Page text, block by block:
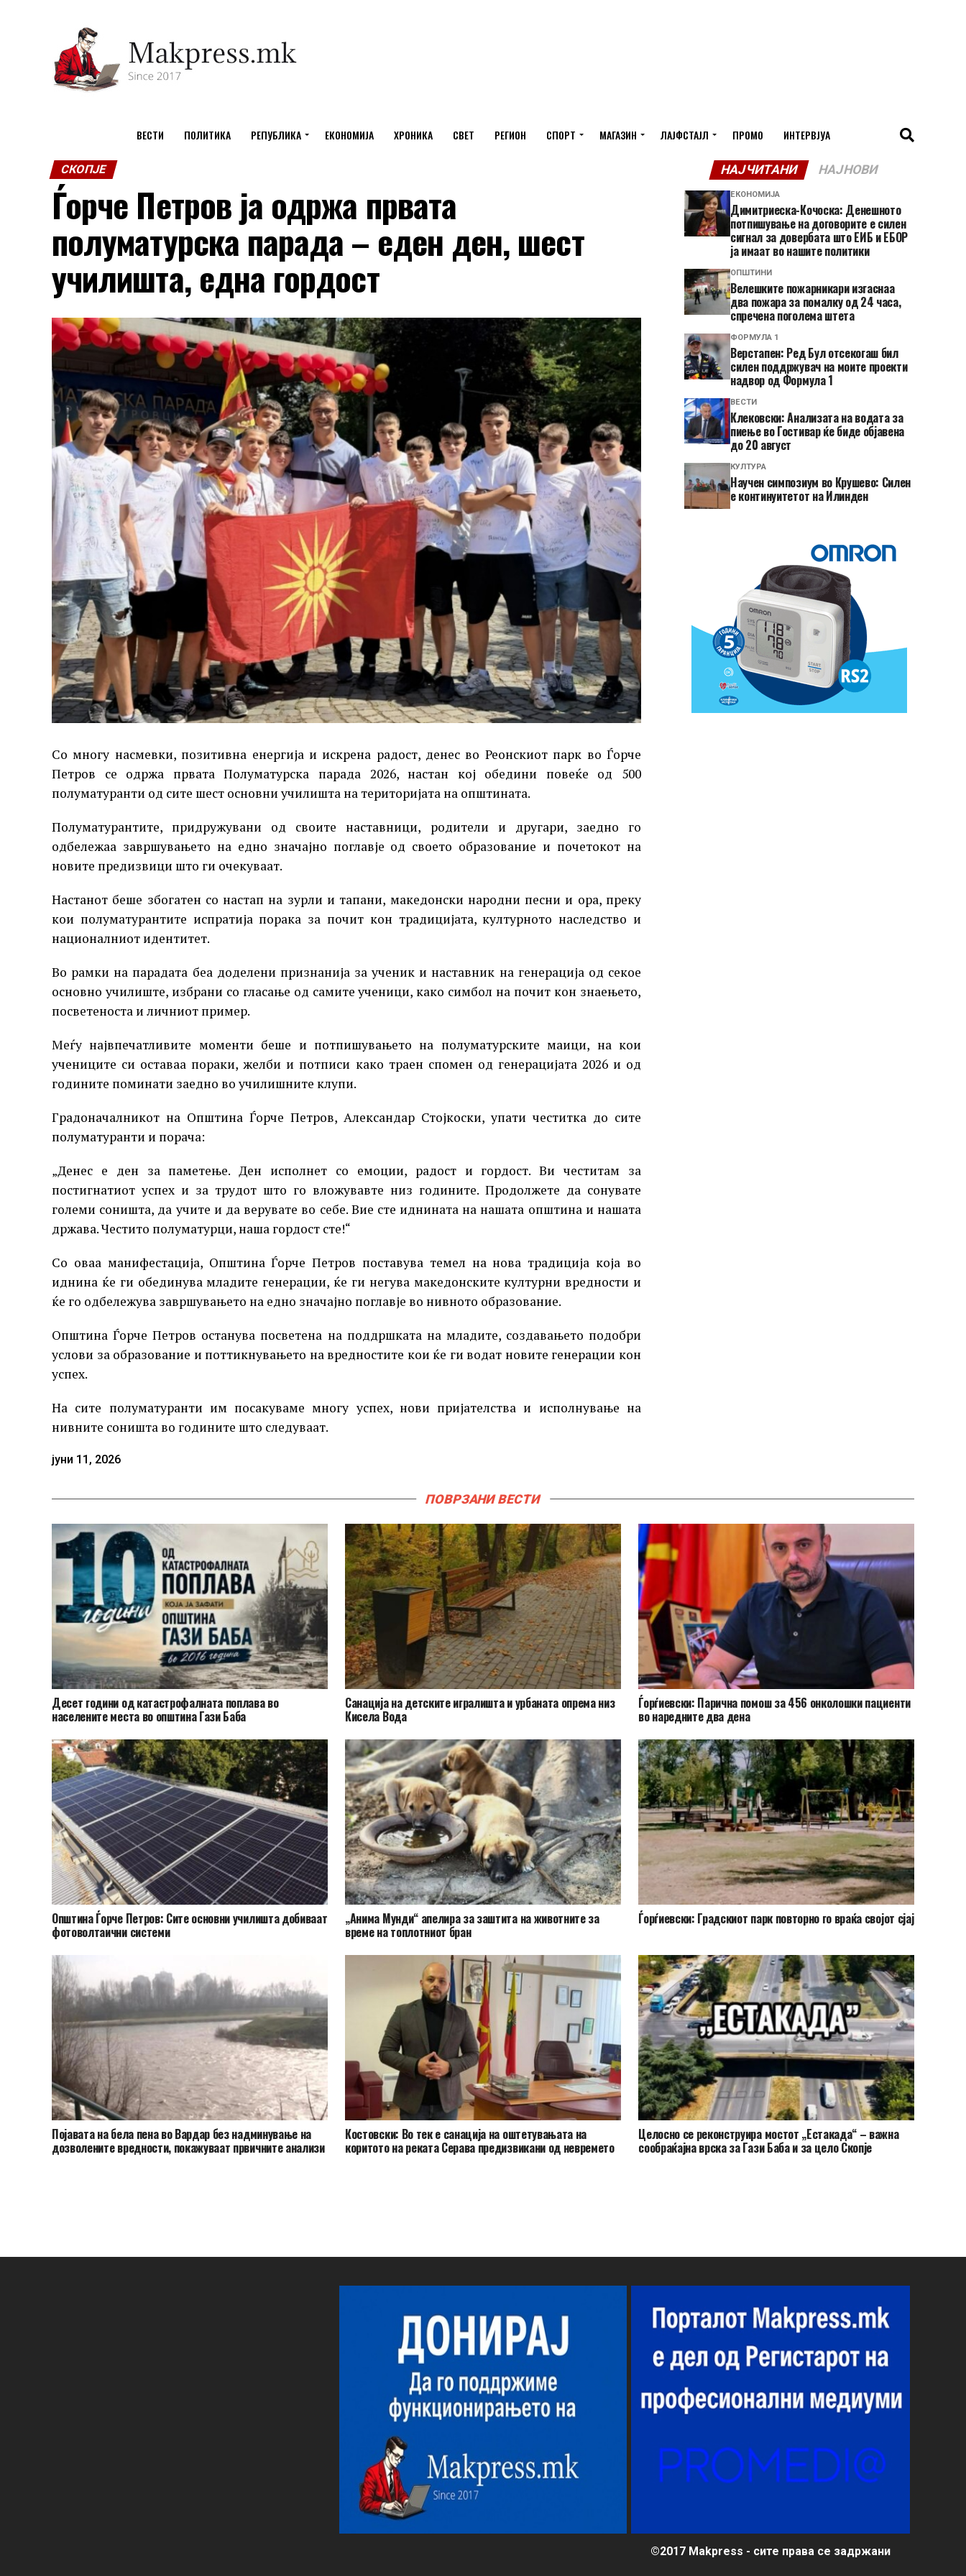
ВЕСТИ ПОЛИТИКА РЕПУБЛИКА ЕКОНОМИЈА ХРОНИКА СВЕТ РЕГИОН СПОРТ МАГАЗИН ЛАЈФСТАЈЛ ПРОМО ИНТЕРВЈУА
СКОПЈЕ
Ѓорче Петров ја одржа првата
полуматурска парада – еден ден, шест
училишта, една гордост
Со многу насмевки, позитивна енергија и искрена радост, денес во Реонскиот парк во Ѓорче
Петров се одржа првата Полуматурска парада 2026, настан кој обедини повеќе од 500
полуматуранти од сите шест основни училишта на територијата на општината.
Полуматурантите, придружувани од своите наставници, родители и другари, заедно го
одбележаа завршувањето на едно значајно поглавје од своето образование и почетокот на
новите предизвици што ги очекуваат.
Настанот беше збогатен со настап на зурли и тапани, македонски народни песни и ора, преку
кои полуматурантите испратија порака за почит кон традицијата, културното наследство и
националниот идентитет.
Во рамки на парадата беа доделени признанија за ученик и наставник на генерација од секое
основно училиште, избрани со гласање од самите ученици, како симбол на почит кон знаењето,
посветеноста и личниот пример.
Меѓу највпечатливите моменти беше и потпишувањето на полуматурските маици, на кои
учениците си оставаа пораки, желби и потписи како траен спомен од генерацијата 2026 и од
годините поминати заедно во училишните клупи.
Градоначалникот на Општина Ѓорче Петров, Александар Стојкоски, упати честитка до сите
полуматуранти и порача:
„Денес е ден за паметење. Ден исполнет со емоции, радост и гордост. Ви честитам за
постигнатиот успех и за трудот што го вложувавте низ годините. Продолжете да сонувате
големи соништа, да учите и да верувате во себе. Вие сте иднината на нашата општина и нашата
држава. Честито полуматурци, наша гордост сте!“
Со оваа манифестација, Општина Ѓорче Петров поставува темел на нова традиција која во
иднина ќе ги обединува младите генерации, ќе ги негува македонските културни вредности и
ќе го одбележува завршувањето на едно значајно поглавје во нивното образование.
Општина Ѓорче Петров останува посветена на поддршката на младите, создавањето подобри
услови за образование и поттикнувањето на вредностите кои ќе ги водат новите генерации кон
успех.
На сите полуматуранти им посакуваме многу успех, нови пријателства и исполнување на
нивните соништа во годините што следуваат.
јуни 11, 2026
НАЈЧИТАНИ НАЈНОВИ
ЕКОНОМИЈА
Димитриеска-Кочоска: Денешното
потпишување на договорите е силен
сигнал за довербата што ЕИБ и ЕБОР
ја имаат во нашите политики
ОПШТИНИ
Велешките пожарникари изгаснаа
два пожара за помалку од 24 часа,
спречена поголема штета
ФОРМУЛА 1
Верстапен: Ред Бул отсекогаш бил
силен поддржувач на моите проекти
надвор од Формула 1
ВЕСТИ
Клековски: Анализата на водата за
пиење во Гостивар ќе биде објавена
до 20 август
КУЛТУРА
Научен симпозиум во Крушево: Силен
е континуитетот на Илинден
ПОВРЗАНИ ВЕСТИ
Десет години од катастрофалната поплава во
населените места во општина Гази Баба
​Санација на детските игралишта и урбаната опрема низ
Кисела Вода
Ѓорѓиевски: Парична помош за 456 онколошки пациенти
во наредните два дена
Општина Ѓорче Петров: Сите основни училишта добиваат
фотоволтаични системи
„Анима Мунди“ апелира за заштита на животните за
време на топлотниот бран
Ѓорѓиевски: Градскиот парк повторно го враќа својот сјај
Појавата на бела пена во Вардар без надминување на
дозволените вредности, покажуваат првичните анализи
Костовски: Во тек е санација на оштетувањата на
коритото на реката Серава предизвикани од невремето
Целосно се реконструира мостот „Естакада“ – важна
сообраќајна врска за Гази Баба и за цело Скопје
©2017 Makpress - сите права се задржани